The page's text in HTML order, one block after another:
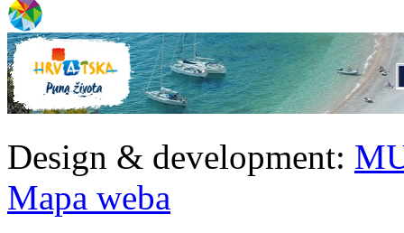
Design & development:
Mapa weba